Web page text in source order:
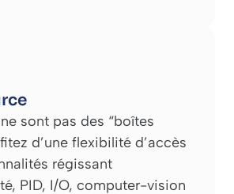
sont pas des “boîtes
d’une flexibilité d’accès
régissant
PID, I/O, computer-vision